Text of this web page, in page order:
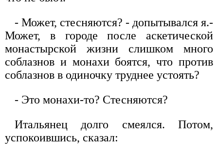
- Может, стесняются? - допытывался я.-
Может, в городе после аскетической
монастырской жизни слишком много
соблазнов и монахи боятся, что против
соблазнов в одиночку труднее устоять?
- Это монахи-то? Стесняются?
Итальянец долго смеялся. Потом,
успокоившись, сказал: